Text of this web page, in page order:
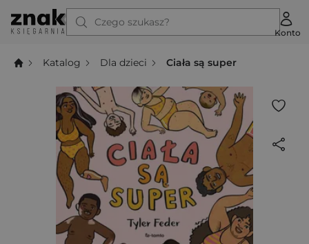
Czego szukasz?
Konto
Katalog Dla dzieci Ciała są super